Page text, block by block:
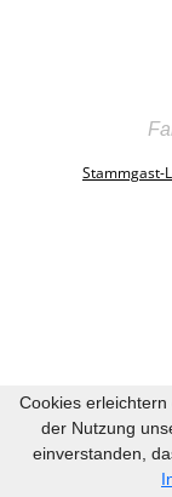
Stammgast-
Cookies
der Nutzung
einverstanden,